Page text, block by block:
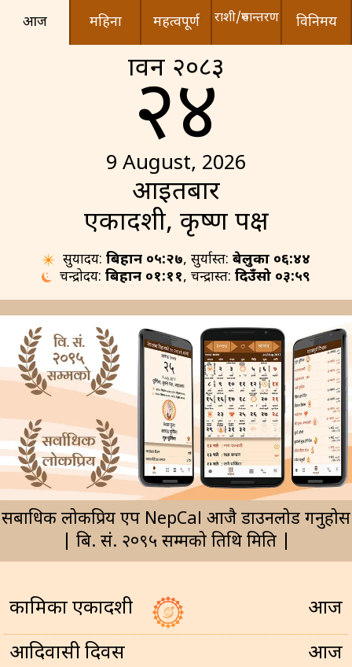
आज महिना महत्वपूर्ण राशी/रुपान्तरण विनिमय
श्रावन २०८३
२४
9 August, 2026
आइतबार
एकादशी, कृष्ण पक्ष
सुर्योदय:बिहान ०५:२७, सुर्यास्त:बेलुका ०६:४४
चन्द्रोदय:बिहान ०१:११, चन्द्रास्त:दिउँसो ०३:५९
सर्बाधिक लोकप्रिय एप NepCal आजै डाउनलोड गर्नुहोस
| बि. सं. २०९५ सम्मको तिथि मिति |
कामिका एकादशी
आज
आदिवासी दिवस
आज